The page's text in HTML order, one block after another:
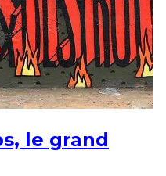
le grand